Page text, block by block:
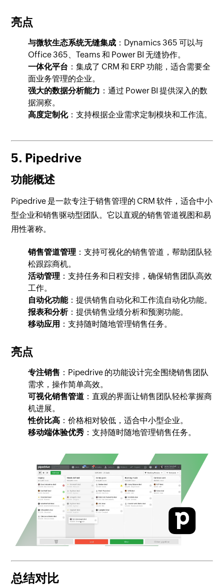
亮点
与微软生态系统无缝集成 ：Dynamics 365 可以与
Office 365、Teams 和 Power BI 无缝协作。
一体化平台 ：集成了 CRM 和 ERP 功能，适合需要全
面业务管理的企业。
强大的数据分析能力 ：通过 Power BI 提供深入的数
据洞察。
高度定制化：支持根据企业需求定制模块和工作流。
5. Pipedrive
功能概述
Pipedrive 是一款专注于销售管理的 CRM 软件，适合中小
型企业和销售驱动型团队。它以直观的销售管道视图和易
用性著称。
销售管道管理 ：支持可视化的销售管道，帮助团队轻
松跟踪商机。
活动管理 ：支持任务和日程安排，确保销售团队高效
工作。
自动化功能：提供销售自动化和工作流自动化功能。
报表和分析：提供销售业绩分析和预测功能。
移动应用 ：支持随时随地管理销售任务。
亮点
专注销售 ：Pipedrive 的功能设计完全围绕销售团队
需求，操作简单高效。
可视化销售管道 ：直观的界面让销售团队轻松掌握商
机进展。
性价比高 ：价格相对较低，适合中小型企业。
移动端体验优秀 ：支持随时随地管理销售任务。
总结对比